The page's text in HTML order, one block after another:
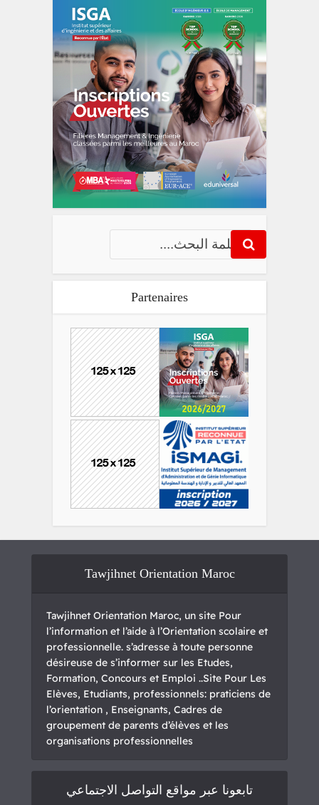
Partenaires
Tawjihnet Orientation Maroc
Tawjihnet Orientation Maroc, un site Pour
l’information et l’aide à l’Orientation scolaire et
professionnelle. s’adresse à toute personne
désireuse de s’informer sur les Etudes,
Formation, Concours et Emploi ..Site Pour Les
Elèves, Etudiants, professionnels: praticiens de
l’orientation , Enseignants, Cadres de
groupement de parents d’élèves et les
organisations professionnelles
تابعونا عبر مواقع التواصل الاجتماعي